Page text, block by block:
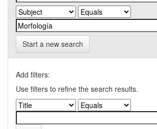
Start a new search
Add filters:
Use filters to refine the search results.